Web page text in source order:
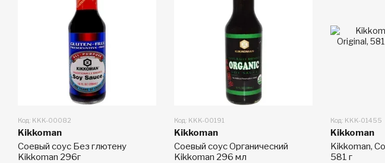
Код: KKK-00082
Kikkoman
Соевый соус Без глютену
Kikkoman 296г
Код: KKK-00191
Kikkoman
Соевый соус Органический
Kikkoman 296 мл
Код: KKK-01455
Kikkoman
Kikkoman,
581 г